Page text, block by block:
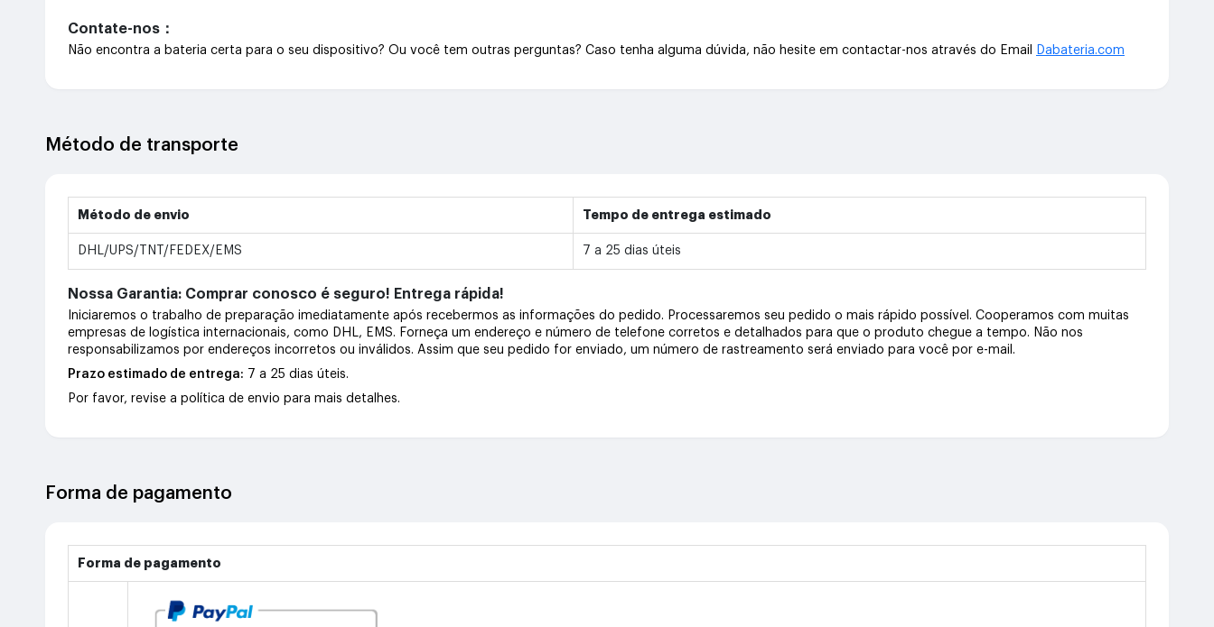
Contate-nos：
Não encontra a bateria certa para o seu dispositivo? Ou você tem outras perguntas? Caso tenha alguma dúvida, não hesite em contactar-nos através do Email Dabateria.com
Método de transporte
Método de envio Tempo de entrega estimado
DHL/UPS/TNT/FEDEX/EMS 7 a 25 dias úteis
Nossa Garantia: Comprar conosco é seguro! Entrega rápida!
Iniciaremos o trabalho de preparação imediatamente após recebermos as informações do pedido. Processaremos seu pedido o mais rápido possível. Cooperamos com muitas
empresas de logística internacionais, como DHL, EMS. Forneça um endereço e número de telefone corretos e detalhados para que o produto chegue a tempo. Não nos
responsabilizamos por endereços incorretos ou inválidos. Assim que seu pedido for enviado, um número de rastreamento será enviado para você por e-mail.
Prazo estimado de entrega: 7 a 25 dias úteis.
Por favor, revise a política de envio para mais detalhes.
Forma de pagamento
Forma de pagamento